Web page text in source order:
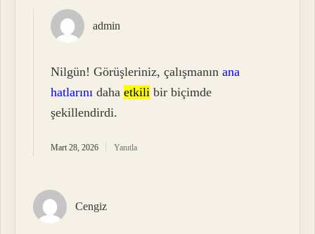
admin
Nilgün! Görüşleriniz, çalışmanınana
hatlarını dahaetkili bir biçimde
şekillendirdi.
Mart 28, 2026 Yanıtla
Cengiz